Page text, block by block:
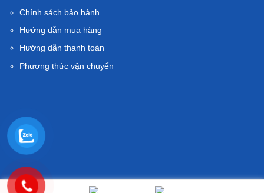
Chính sách bảo hành
Hướng dẫn mua hàng
Hướng dẫn thanh toán
Phương thức vận chuyển